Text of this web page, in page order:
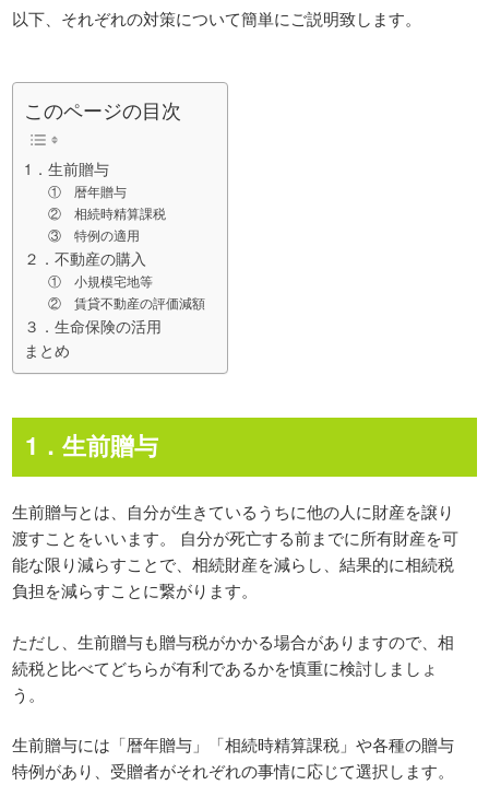
以下、それぞれの対策について簡単にご説明致します。
このページの目次
1．生前贈与
① 暦年贈与
② 相続時精算課税
③ 特例の適用
２．不動産の購入
① 小規模宅地等
② 賃貸不動産の評価減額
３．生命保険の活用
まとめ
1．生前贈与
生前贈与とは、自分が生きているうちに他の人に財産を譲り
渡すことをいいます。 自分が死亡する前までに所有財産を可
能な限り減らすことで、相続財産を減らし、結果的に相続税
負担を減らすことに繋がります。
ただし、生前贈与も贈与税がかかる場合がありますので、相
続税と比べてどちらが有利であるかを慎重に検討しましょ
う。
生前贈与には「暦年贈与」「相続時精算課税」や各種の贈与
特例があり、受贈者がそれぞれの事情に応じて選択します。